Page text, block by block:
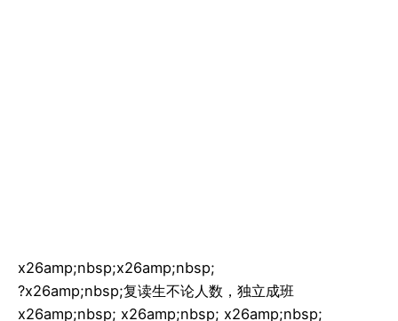
x26amp;nbsp;x26amp;nbsp;
?x26amp;nbsp;复读生不论人数，独立成班
x26amp;nbsp; x26amp;nbsp; x26amp;nbsp;